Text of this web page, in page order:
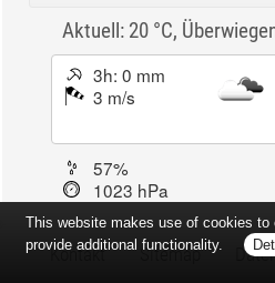
Aktuell: 20 °C,
3h: 0 mm
3 m/s
57%
1023 hPa
Kontakt Sitemap
This website makes use of cookies to
provide additional functionality.